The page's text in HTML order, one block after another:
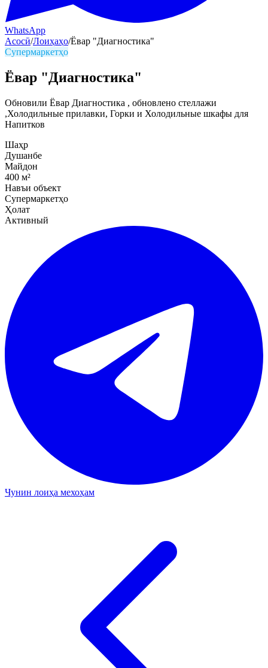
WhatsApp
Асосӣ/Лоиҳаҳо/Ёвар "Диагностика"
Супермаркетҳо
Ёвар "Диагностика"
Обновили Ёвар Диагностика , обновлено стеллажи
,Холодильные прилавки, Горки и Холодильные шкафы для
Напитков
Шаҳр
Душанбе
Майдон
400 м²
Навъи объект
Супермаркетҳо
Ҳолат
Активный
Чунин лоиҳа мехоҳам